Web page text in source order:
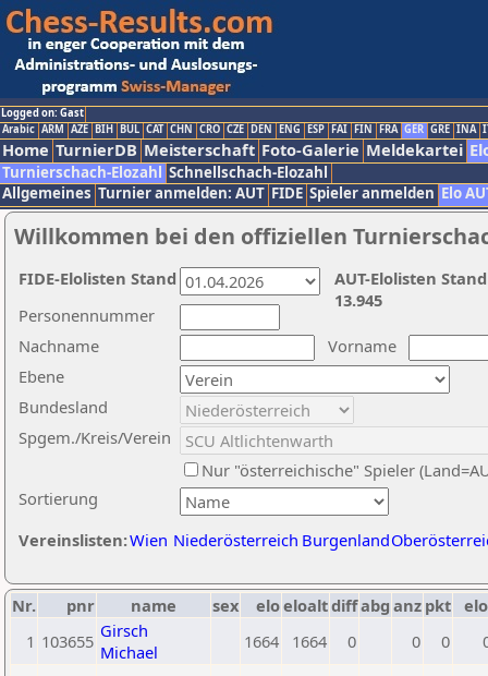
Logged on: Gast
Arabic ARM AZE BIH BUL CAT CHN CRO CZE DEN ENG ESP FAI FIN FRA GER GRE INA
Home TurnierDB Meisterschaft Foto-Galerie Meldekartei
Turnierschach-Elozahl Schnellschach-Elozahl
Allgemeines Turnier anmelden: AUT FIDE Spieler anmelden Elo
Willkommen bei den offiziellen
Nachname
Vorname
Ebene
Sortierung
Personennummer
Bundesland
Spgem./Kreis/Verein
Nur "österreichische" Spieler
Vereinslisten:Wien Niederösterreich Burgenland
AUT-Elolisten
13.945
FIDE-Elolisten Stand
Nr. pnr name sex eloeloaltdiffabg anz pkt
1 103655 Girsch
Michael
1664 1664 0 0 0